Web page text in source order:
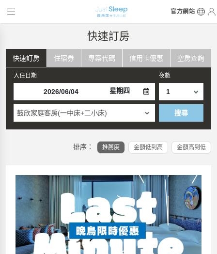
官方網站
快速訂房
快速訂房 住宿券 專案代碼 信用卡優惠 空房查詢
入住日期
星期四
夜數
鼓欣家庭客房(一中床+二小床) 搜尋
排序： 推薦度 金額低到高 金額高到低